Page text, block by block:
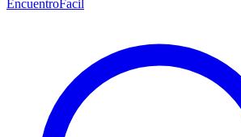
EncuentroFacil